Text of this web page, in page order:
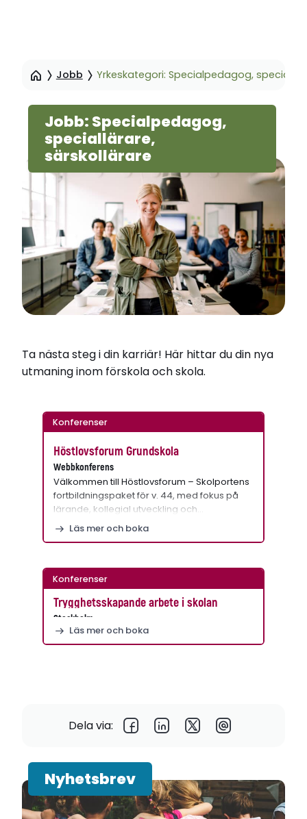
sidinnehåll
Jobb Yrkeskategori: Specialpedagog,
Jobb: Specialpedagog,
speciallärare,
särskollärare
Ta nästa steg i din karriär! Här hittar du din nya
utmaning inom förskola och skola.
Konferenser
Höstlovsforum Grundskola
Webbkonferens
Välkommen till Höstlovsforum – Skolportens
fortbildningspaket för v. 44, med fokus på
lärande, kollegial utveckling och…
Läs mer och boka
Konferenser
Trygghetsskapande arbete i skolan
Stockholm
Läs mer och boka
Dela via:
Nyhetsbrev